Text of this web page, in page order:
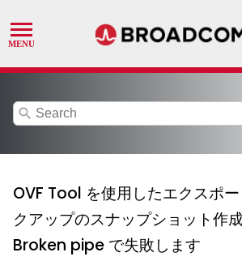
search
OVF Tool を使用したエクスポ
クアップのスナップショット作
Broken pipe で失敗します